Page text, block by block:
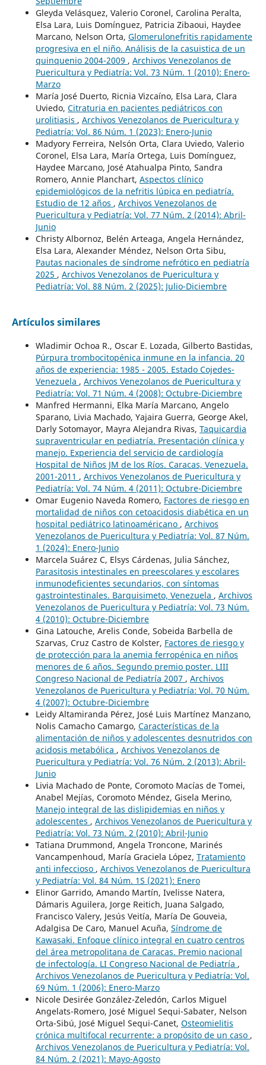
Gleyda Velásquez, Valerio Coronel, Carolina Peralta,
Elsa Lara, Luis Domínguez, Patricia Zibaoui, Haydee
Marcano, Nelson Orta, Glomerulonefritis rapidamente
progresiva en el niño. Análisis de la casuistica de un
quinquenio 2004-2009 , Archivos Venezolanos de
Puericultura y Pediatría: Vol. 73 Núm. 1 (2010): Enero-
Marzo
María José Duerto, Ricnia Vizcaíno, Elsa Lara, Clara
Uviedo, Citraturia en pacientes pediátricos con
urolitiasis , Archivos Venezolanos de Puericultura y
Pediatría: Vol. 86 Núm. 1 (2023): Enero-Junio
Madyory Ferreira, Nelsón Orta, Clara Uviedo, Valerio
Coronel, Elsa Lara, María Ortega, Luis Domínguez,
Haydee Marcano, José Atahualpa Pinto, Sandra
Romero, Annie Planchart, Aspectos clínico
epidemiológicos de la nefritis lúpica en pediatría.
Estudio de 12 años , Archivos Venezolanos de
Puericultura y Pediatría: Vol. 77 Núm. 2 (2014): Abril-
Junio
Christy Albornoz, Belén Arteaga, Angela Hernández,
Elsa Lara, Alexander Méndez, Nelson Orta Sibu,
Pautas nacionales de síndrome nefrótico en pediatría
2025 , Archivos Venezolanos de Puericultura y
Pediatría: Vol. 88 Núm. 2 (2025): Julio-Diciembre
Artículos similares
Wladimir Ochoa R., Oscar E. Lozada, Gilberto Bastidas,
Púrpura trombocitopénica inmune en la infancia. 20
años de experiencia: 1985 - 2005. Estado Cojedes-
Venezuela , Archivos Venezolanos de Puericultura y
Pediatría: Vol. 71 Núm. 4 (2008): Octubre-Diciembre
Manfred Hermanni, Elka María Marcano, Angelo
Sparano, Livia Machado, Yajaira Guerra, George Akel,
Darly Sotomayor, Mayra Alejandra Rivas, Taquicardia
supraventricular en pediatría. Presentación clínica y
manejo. Experiencia del servicio de cardiología
Hospital de Niños JM de los Ríos. Caracas, Venezuela.
2001-2011 , Archivos Venezolanos de Puericultura y
Pediatría: Vol. 74 Núm. 4 (2011): Octubre-Diciembre
Omar Eugenio Naveda Romero, Factores de riesgo en
mortalidad de niños con cetoacidosis diabética en un
hospital pediátrico latinoaméricano , Archivos
Venezolanos de Puericultura y Pediatría: Vol. 87 Núm.
1 (2024): Enero-Junio
Marcela Suárez C, Elsys Cárdenas, Julia Sánchez,
Parasitosis intestinales en preescolares y escolares
inmunodeficientes secundarios, con síntomas
gastrointestinales. Barquisimeto, Venezuela , Archivos
Venezolanos de Puericultura y Pediatría: Vol. 73 Núm.
4 (2010): Octubre-Diciembre
Gina Latouche, Arelis Conde, Sobeida Barbella de
Szarvas, Cruz Castro de Kolster, Factores de riesgo y
de protección para la anemia ferropénica en niños
menores de 6 años. Segundo premio poster. LIII
Congreso Nacional de Pediatría 2007 , Archivos
Venezolanos de Puericultura y Pediatría: Vol. 70 Núm.
4 (2007): Octubre-Diciembre
Leidy Altamiranda Pérez, José Luis Martínez Manzano,
Nolis Camacho Camargo, Características de la
alimentación de niños y adolescentes desnutridos con
acidosis metabólica , Archivos Venezolanos de
Puericultura y Pediatría: Vol. 76 Núm. 2 (2013): Abril-
Junio
Livia Machado de Ponte, Coromoto Macías de Tomei,
Anabel Mejías, Coromoto Méndez, Gisela Merino,
Manejo integral de las dislipidemias en niños y
adolescentes , Archivos Venezolanos de Puericultura y
Pediatría: Vol. 73 Núm. 2 (2010): Abril-Junio
Tatiana Drummond, Angela Troncone, Marinés
Vancampenhoud, María Graciela López, Tratamiento
anti infeccioso , Archivos Venezolanos de Puericultura
y Pediatría: Vol. 84 Núm. 1S (2021): Enero
Elinor Garrido, Amando Martín, Ivelisse Natera,
Dámaris Aguilera, Jorge Reitich, Juana Salgado,
Francisco Valery, Jesús Veitía, María De Gouveia,
Adalgisa De Caro, Manuel Acuña, Síndrome de
Kawasaki. Enfoque clínico integral en cuatro centros
del área metropolitana de Caracas. Premio nacional
de infectología. LI Congreso Nacional de Pediatría ,
Archivos Venezolanos de Puericultura y Pediatría: Vol.
69 Núm. 1 (2006): Enero-Marzo
Nicole Desirée González-Zeledón, Carlos Miguel
Angelats-Romero, José Miguel Sequi-Sabater, Nelson
Orta-Sibú, José Miguel Sequi-Canet, Osteomielitis
crónica multifocal recurrente: a propósito de un caso ,
Archivos Venezolanos de Puericultura y Pediatría: Vol.
84 Núm. 2 (2021): Mayo-Agosto